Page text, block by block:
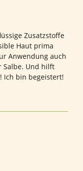
Zusatzstoffe
Haut prima
Anwendung auch
Salbe. Und hilft
Ich bin begeistert!